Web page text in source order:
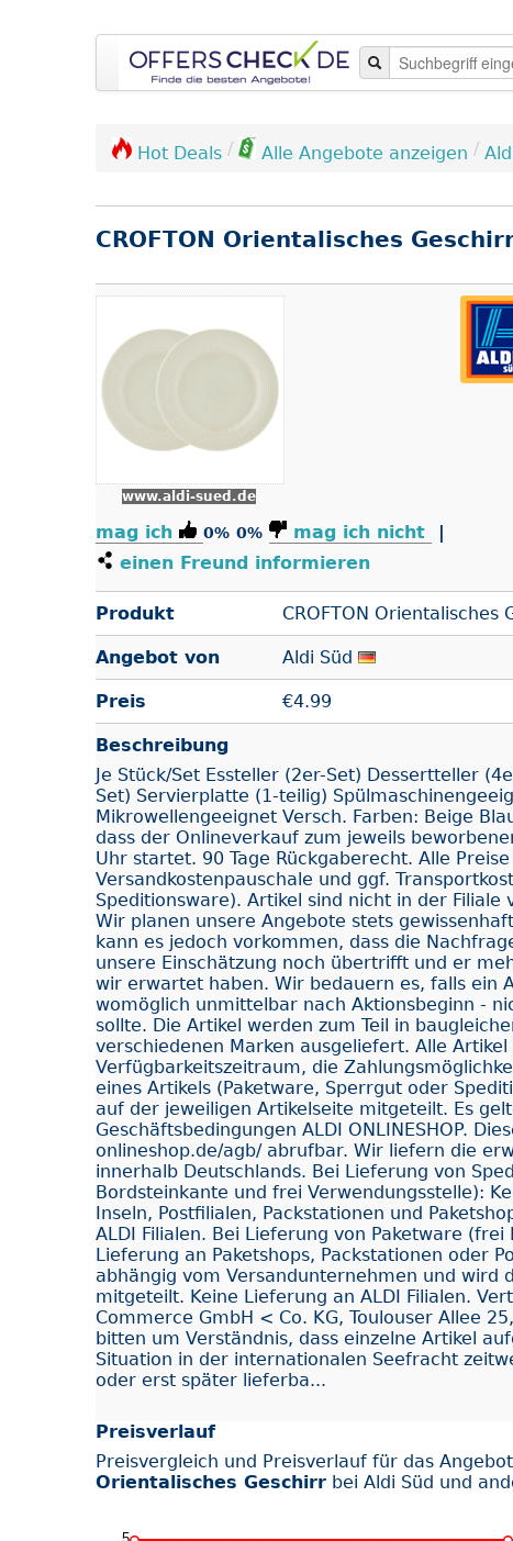
Hot Deals / Alle Angebote anzeigen /
CROFTON Orientalisches
www.aldi-sued.de
mag ich 0% 0% mag ich nicht
|
einen Freund informieren
Produkt CROFTON Orientalisches
Angebot von Aldi Süd
Preis €4.99
Beschreibung
Je Stück/Set Essteller (2er-Set) Dessertteller
Set) Servierplatte (1-teilig)
Mikrowellengeeignet Versch. Farben: Beige
dass der Onlineverkauf zum jeweils
Uhr startet. 90 Tage Rückgaberecht. Alle
Versandkostenpauschale und ggf.
Speditionsware). Artikel sind nicht in der Filiale
Wir planen unsere Angebote stets
kann es jedoch vorkommen, dass die
unsere Einschätzung noch übertrifft und er
wir erwartet haben. Wir bedauern es, falls ein
womöglich unmittelbar nach Aktionsbeginn -
sollte. Die Artikel werden zum Teil in
verschiedenen Marken ausgeliefert. Alle
Verfügbarkeitszeitraum, die
eines Artikels (Paketware, Sperrgut oder
auf der jeweiligen Artikelseite mitgeteilt. Es
Geschäftsbedingungen ALDI ONLINESHOP.
onlineshop.de/agb/ abrufbar. Wir liefern die
innerhalb Deutschlands. Bei Lieferung von
Bordsteinkante und frei Verwendungsstelle):
Inseln, Postfilialen, Packstationen und
ALDI Filialen. Bei Lieferung von Paketware (frei
Lieferung an Paketshops, Packstationen oder
abhängig vom Versandunternehmen und wird
mitgeteilt. Keine Lieferung an ALDI Filialen.
Commerce GmbH < Co. KG, Toulouser Allee
bitten um Verständnis, dass einzelne Artikel
Situation in der internationalen Seefracht
oder erst später lieferba...
Preisverlauf
Preisvergleich und Preisverlauf für das Angebot
Orientalisches Geschirr bei Aldi Süd und